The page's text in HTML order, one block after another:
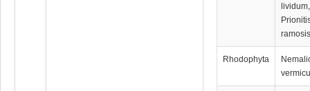
lividum,
Rhodophyta